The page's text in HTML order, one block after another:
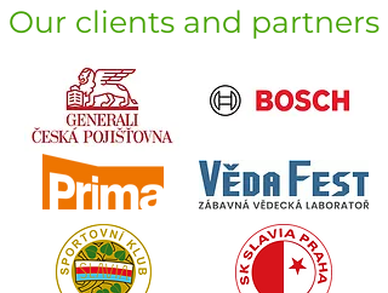
Our clients and partners